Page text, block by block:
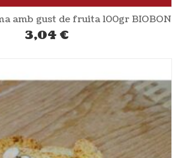
amb gust de fruita 100gr BIOBON
3,04 €